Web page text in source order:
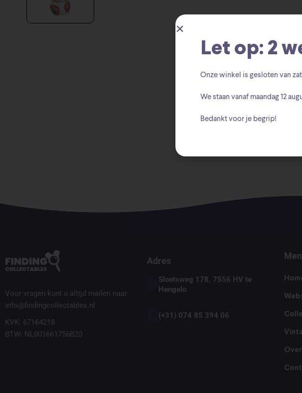
Voor vragen kunt u altijd mailen naar
info@findingcollectables.nl
KVK: 67164218
BTW: NL001661756B20
Adres
Sloetsweg 178, 7556 HV te
Hengelo
(+31) 074 85 394 06
Let op: 2
Onze winkel is gesloten van
We staan vanaf maandag 12
Bedankt voor je begrip!